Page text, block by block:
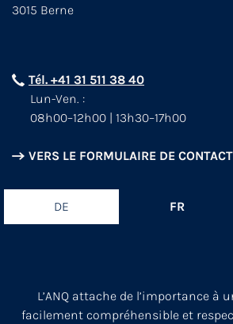
3015 Berne
Tél. +41 31 511 38 40
Lun-Ven. :
08h00–12h00 | 13h30–17h00
VERS LE FORMULAIRE DE CONTACT
DE FR
L’ANQ attache de l’importance à
facilement compréhensible et